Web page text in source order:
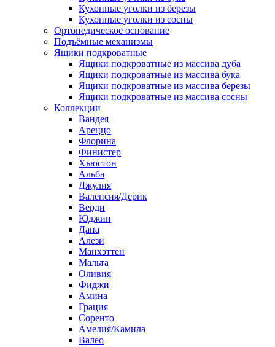
Кухонные уголки из березы
Кухонные уголки из сосны
Ортопедическое основание
Подъёмные механизмы
Ящики подкроватные
Ящики подкроватные из массива дуба
Ящики подкроватные из массива бука
Ящики подкроватные из массива березы
Ящики подкроватные из массива сосны
Коллекции
Вандея
Ареццо
Флорина
Финистер
Хьюстон
Альба
Джулия
Валенсия/Дерик
Верди
Юджин
Дана
Алези
Манхэттен
Мальта
Оливия
Фиджи
Амина
Грация
Соренто
Амелия/Камила
Валео